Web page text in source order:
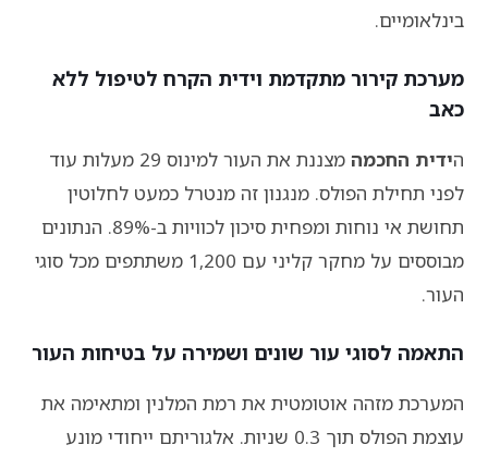
בינלאומיים.
מערכת קירור מתקדמת וידית הקרח לטיפול ללא
כאב
הידית החכמה
מצננת את העור למינוס 29 מעלות עוד
לפני תחילת הפולס. מנגנון זה מנטרל כמעט לחלוטין
תחושת אי נוחות ומפחית סיכון לכוויות ב-89%. הנתונים
מבוססים על מחקר קליני עם 1,200 משתתפים מכל סוגי
העור.
התאמה לסוגי עור שונים ושמירה על בטיחות העור
המערכת מזהה אוטומטית את רמת המלנין ומתאימה את
עוצמת הפולס תוך 0.3 שניות. אלגוריתם ייחודי מונע